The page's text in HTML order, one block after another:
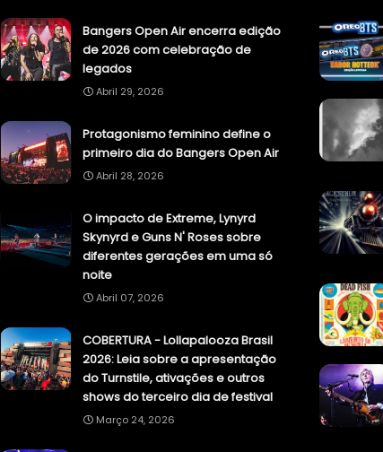
Bangers Open Air encerra edição
de 2026 com celebração de
legados
Abril 29, 2026
Protagonismo feminino define o
primeiro dia do Bangers Open Air
Abril 28, 2026
O impacto de Extreme, Lynyrd
Skynyrd e Guns N' Roses sobre
diferentes gerações em uma só
noite
Abril 07, 2026
COBERTURA - Lollapalooza Brasil
2026: Leia sobre a apresentação
do Turnstile, ativações e outros
shows do terceiro dia de festival
Março 24, 2026